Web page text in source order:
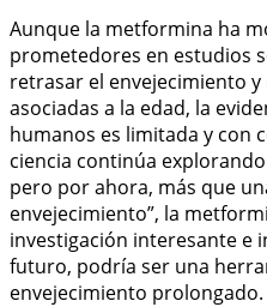
Aunque la metformina ha
prometedores en estudios
retrasar el envejecimiento
asociadas a la edad, la
humanos es limitada y con
ciencia continúa
pero por ahora, más que
envejecimiento”, la
investigación interesante e
futuro, podría ser una
envejecimiento prolongado.